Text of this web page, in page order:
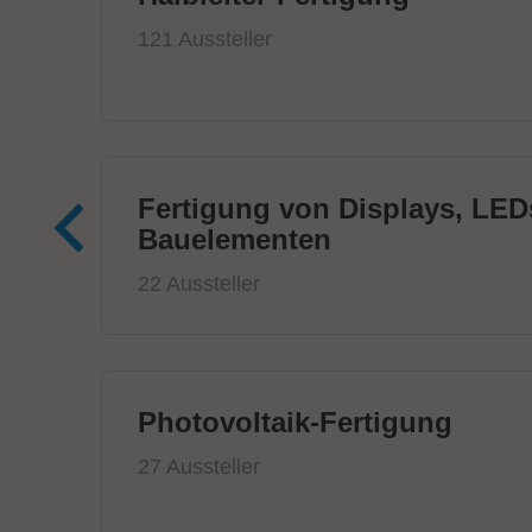
121 Aussteller
Fertigung von Displays,
Bauelementen
22 Aussteller
Photovoltaik-Fertigung
27 Aussteller